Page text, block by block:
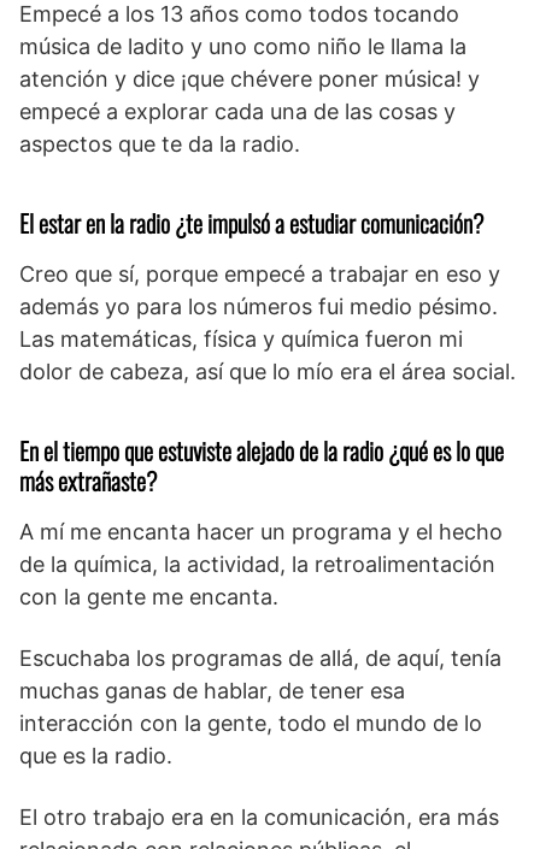
Empecé a los 13 años como todos tocando
música de ladito y uno como niño le llama la
atención y dice ¡que chévere poner música! y
empecé a explorar cada una de las cosas y
aspectos que te da la radio.
El estar en la radio ¿te impulsó a estudiar comunicación?
Creo que sí, porque empecé a trabajar en eso y
además yo para los números fui medio pésimo.
Las matemáticas, física y química fueron mi
dolor de cabeza, así que lo mío era el área social.
En el tiempo que estuviste alejado de la radio ¿qué es lo que
más extrañaste?
A mí me encanta hacer un programa y el hecho
de la química, la actividad, la retroalimentación
con la gente me encanta.
Escuchaba los programas de allá, de aquí, tenía
muchas ganas de hablar, de tener esa
interacción con la gente, todo el mundo de lo
que es la radio.
El otro trabajo era en la comunicación, era más